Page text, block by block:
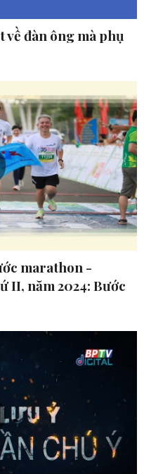
đàn ông mà phụ
marathon -
II, năm 2024: Bước